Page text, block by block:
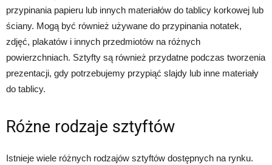
przypinania papieru lub innych materiałów do tablicy korkowej lub
ściany. Mogą być również używane do przypinania notatek,
zdjęć, plakatów i innych przedmiotów na różnych
powierzchniach. Sztyfty są również przydatne podczas tworzenia
prezentacji, gdy potrzebujemy przypiąć slajdy lub inne materiały
do tablicy.
Różne rodzaje sztyftów
Istnieje wiele różnych rodzajów sztyftów dostępnych na rynku.